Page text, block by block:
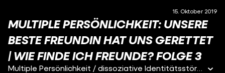
15. Oktober 2019
MULTIPLE PERSÖNLICHKEIT: UNSERE
BESTE FREUNDIN HAT UNS GERETTET
| WIE FINDE ICH FREUNDE? FOLGE 3
Multiple Persönlichkeit / dissoziative Identitätsstörung – TRIGGER WARNUNG: In diesem Film werden häusliche Gewalt, selbstverletzendes Verhalten, Suizidgedanken und traumatisierende Erlebnisse thematisiert. Wenn es euch damit nicht gut geht, dann schaut euch den Film bitte nicht an! Wie lebt es sich mit einer multiplen Persönlichkeit bzw. einer dissoziativen Persönlichkeitsstörung und was ist das überhaupt genau? Und: wie funktioniert eine Freundschaft mit jemandem, der so eine Diagnose hat?